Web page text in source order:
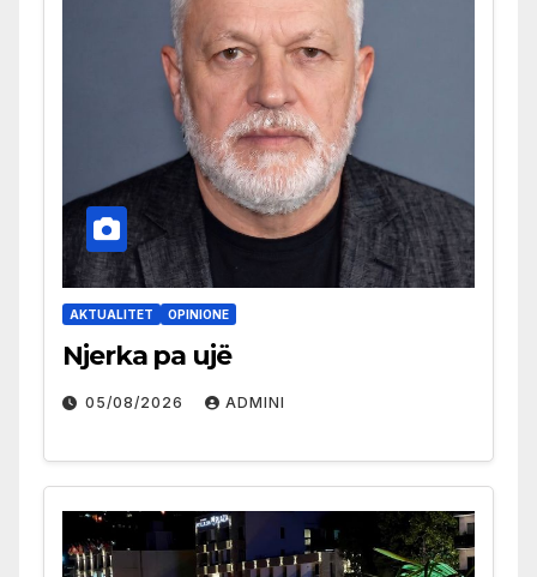
AKTUALITET OPINIONE
Njerka pa ujë
05/08/2026 ADMINI